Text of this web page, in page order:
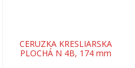
CERUZKA KRESLIARSKA
PLOCHÁ N 4B, 174 mm